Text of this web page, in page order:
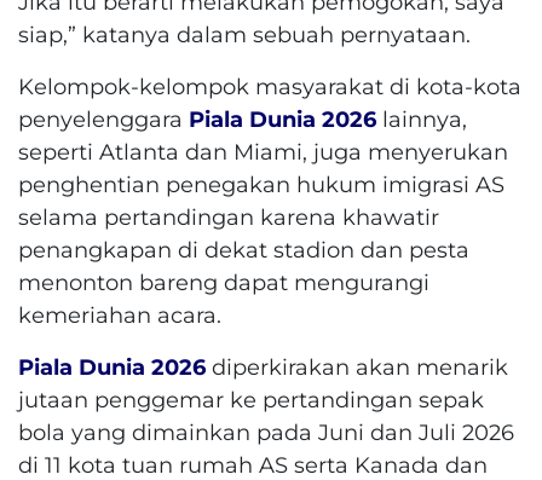
siap,” katanya dalam sebuah pernyataan.
Kelompok-kelompok masyarakat di kota-kota
penyelenggara Piala Dunia 2026 lainnya,
seperti Atlanta dan Miami, juga menyerukan
penghentian penegakan hukum imigrasi AS
selama pertandingan karena khawatir
penangkapan di dekat stadion dan pesta
menonton bareng dapat mengurangi
kemeriahan acara.
Piala Dunia 2026 diperkirakan akan menarik
jutaan penggemar ke pertandingan sepak
bola yang dimainkan pada Juni dan Juli 2026
di 11 kota tuan rumah AS serta Kanada dan